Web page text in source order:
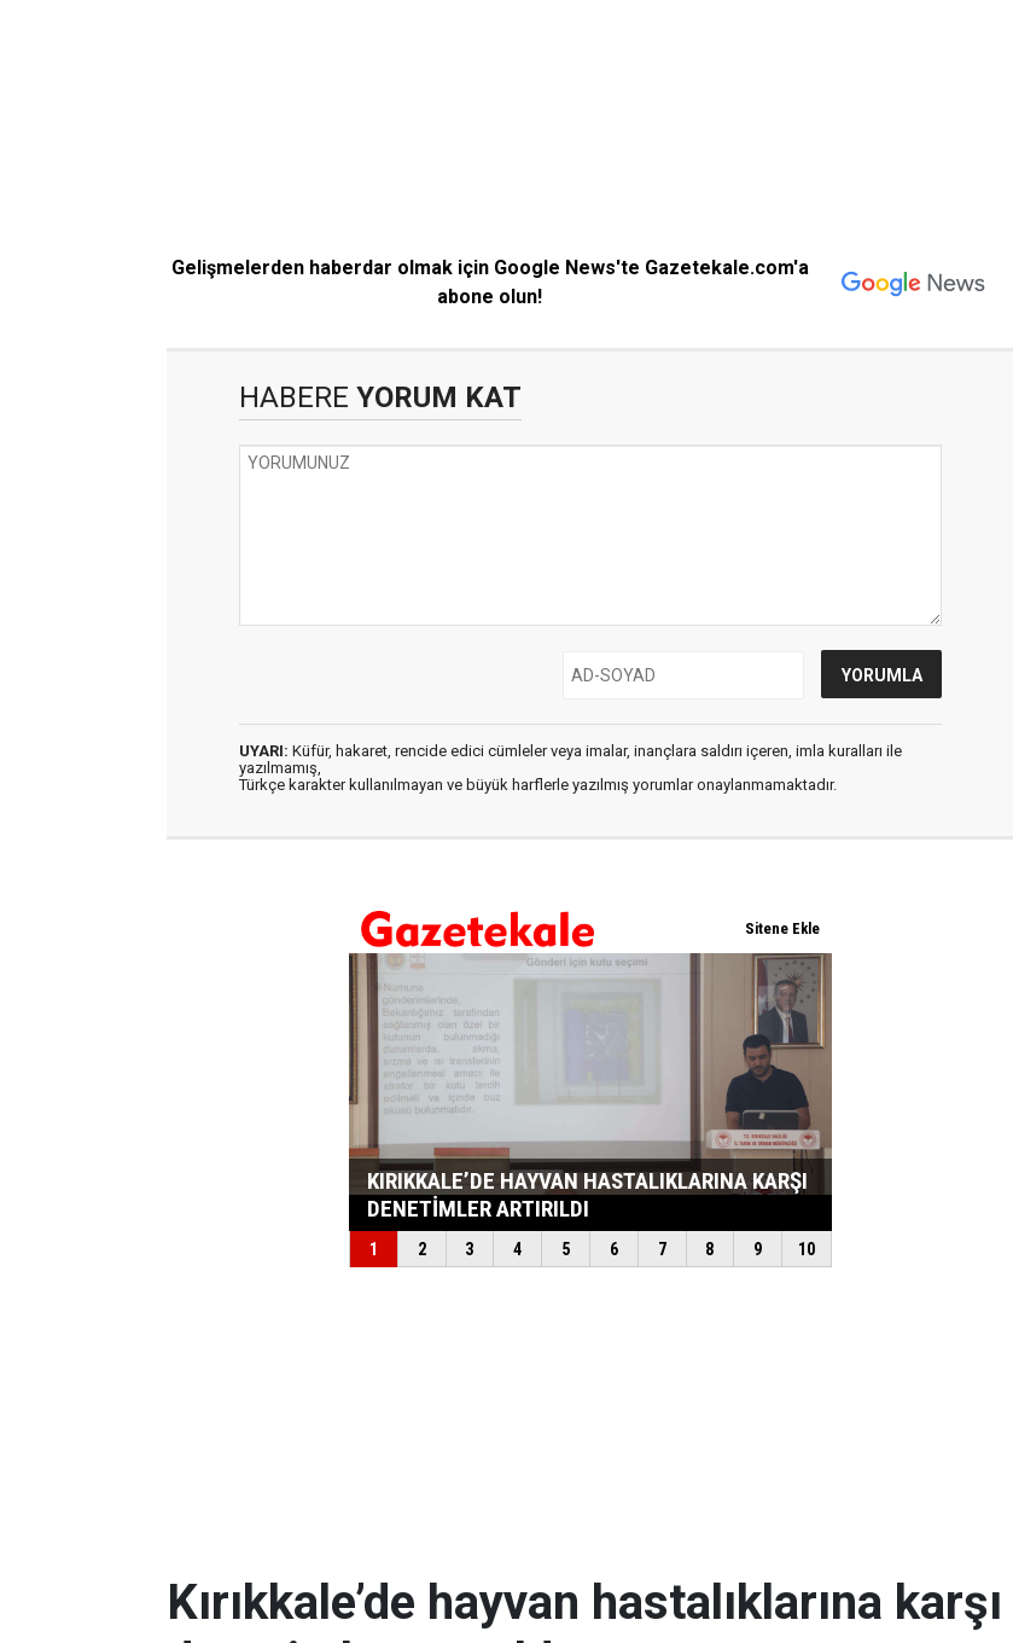
Gelişmelerden haberdar olmak için Google News'te Gazetekale.com'a
abone olun!
HABERE YORUM KAT
UYARI: Küfür, hakaret, rencide edici cümleler veya imalar, inançlara saldırı içeren, imla kuralları ile
yazılmamış,
Türkçe karakter kullanılmayan ve büyük harflerle yazılmış yorumlar onaylanmamaktadır.
Kırıkkale’de hayvan hastalıklarına karşı